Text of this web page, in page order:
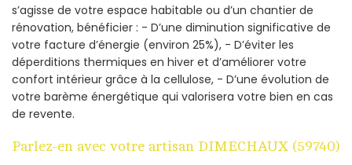
s’agisse de votre espace habitable ou d’un chantier de
rénovation, bénéficier : - D’une diminution significative de
votre facture d’énergie (environ 25%), - D’éviter les
déperditions thermiques en hiver et d’améliorer votre
confort intérieur grâce à la cellulose, - D’une évolution de
votre barème énergétique qui valorisera votre bien en cas
de revente.
Parlez-en avec votre artisan DIMECHAUX (59740)